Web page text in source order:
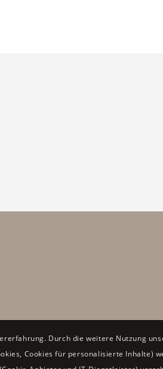
Durch die weitere Nutzung
Cookies für personalisierte